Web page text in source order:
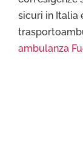
sicuri in Italia
ambulanza